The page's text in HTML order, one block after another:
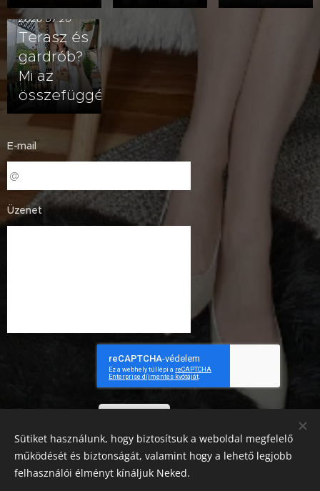
2026.07.20
Terasz és
gardrób?
Mi az
összefüggés?
E-mail
Üzenet
Sütiket használunk, hogy biztosítsuk a weboldal megfelelő
működését és biztonságát, valamint hogy a lehető legjobb
felhasználói élményt kínáljuk Neked.